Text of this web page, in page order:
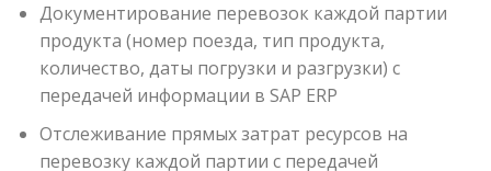
Документирование перевозок каждой партии
продукта (номер поезда, тип продукта,
количество, даты погрузки и разгрузки) с
передачей информации в SAP ERP
Отслеживание прямых затрат ресурсов на
перевозку каждой партии с передачей